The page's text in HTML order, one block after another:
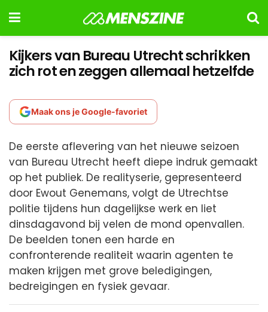
Kijkers van Bureau Utrecht schrikken
zich rot en zeggen allemaal hetzelfde
Maak ons je Google-favoriet
De eerste aflevering van het nieuwe seizoen
van Bureau Utrecht heeft diepe indruk gemaakt
op het publiek. De realityserie, gepresenteerd
door Ewout Genemans, volgt de Utrechtse
politie tijdens hun dagelijkse werk en liet
dinsdagavond bij velen de mond openvallen.
De beelden tonen een harde en
confronterende realiteit waarin agenten te
maken krijgen met grove beledigingen,
bedreigingen en fysiek gevaar.